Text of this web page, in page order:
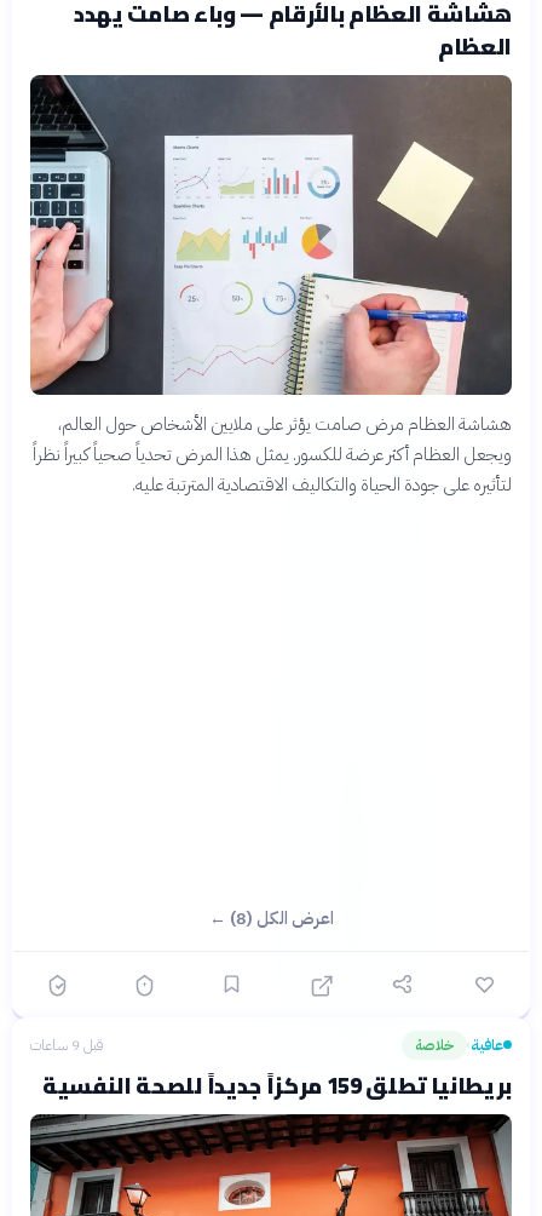
هشاشة العظام بالأرقام — وباء صامت يهدد
العظام
هشاشة العظام مرض صامت يؤثر على ملايين الأشخاص حول العالم،
ويجعل العظام أكثر عرضة للكسور. يمثل هذا المرض تحدياً صحياً كبيراً نظراً
لتأثيره على جودة الحياة والتكاليف الاقتصادية المترتبة عليه.
اعرض الكل (8) ←
عافية› خلاصة قبل 9 ساعات
بريطانيا تطلق 159 مركزاً جديداً للصحة النفسية